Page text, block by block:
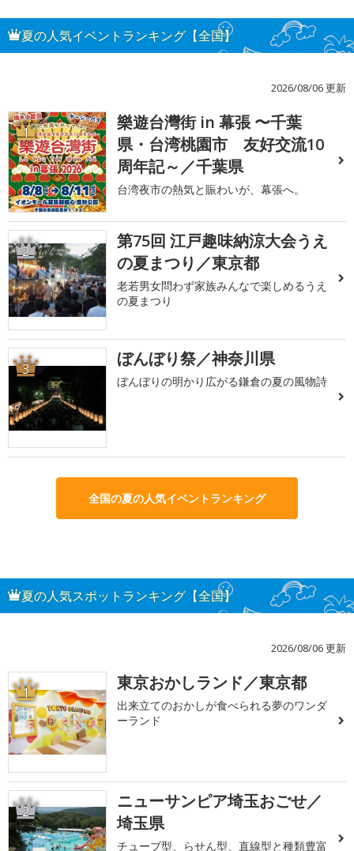
夏の人気イベントランキング【全国】
2026/08/06 更新
1
樂遊台灣街 in 幕張 〜千葉
県・台湾桃園市 友好交流10
周年記～／千葉県
台湾夜市の熱気と賑わいが、幕張へ。
2
第75回 江戸趣味納涼大会うえ
の夏まつり／東京都
老若男女問わず家族みんなで楽しめるうえ
の夏まつり
3 ぼんぼり祭／神奈川県
ぼんぼりの明かり広がる鎌倉の夏の風物詩
全国の夏の人気イベントランキング
夏の人気スポットランキング【全国】
2026/08/06 更新
1 東京おかしランド／東京都
出来立てのおかしが食べられる夢のワンダ
ーランド
2
ニューサンピア埼玉おごせ／
埼玉県
チューブ型、らせん型、直線型と種類豊富